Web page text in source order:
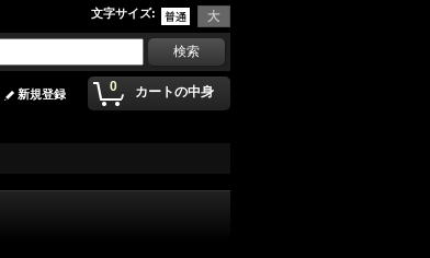
文字サイズ:
0 カートの中身
新規登録